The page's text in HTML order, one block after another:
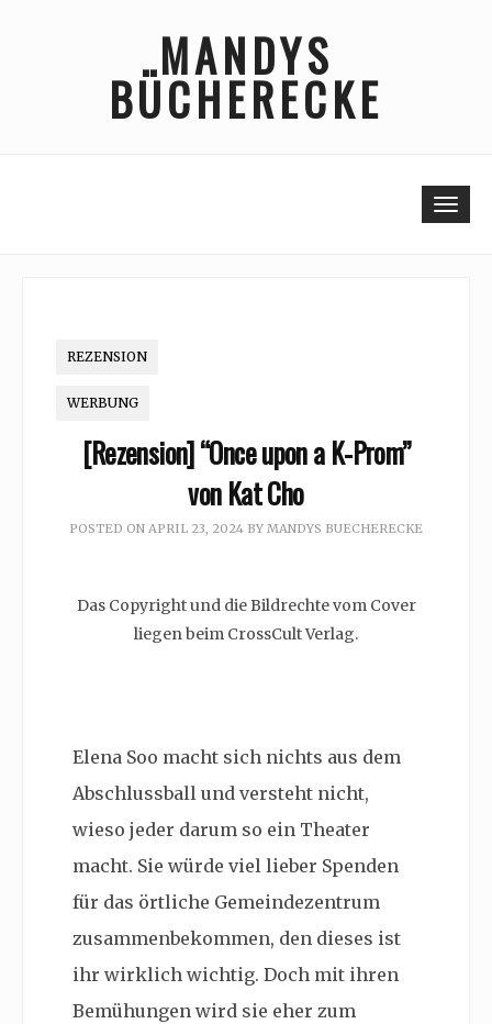
MANDYS
BÜCHERECKE
REZENSION
WERBUNG
[Rezension] “Once upon a K-Prom”
von Kat Cho
POSTED ON APRIL 23, 2024 BY MANDYS BUECHERECKE
Das Copyright und die Bildrechte vom Cover
liegen beim CrossCult Verlag.
Elena Soo macht sich nichts aus dem
Abschlussball und versteht nicht,
wieso jeder darum so ein Theater
macht. Sie würde viel lieber Spenden
für das örtliche Gemeindezentrum
zusammenbekommen, den dieses ist
ihr wirklich wichtig. Doch mit ihren
Bemühungen wird sie eher zum